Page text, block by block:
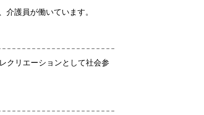
護員が働いています。
クリエーションとして社会参